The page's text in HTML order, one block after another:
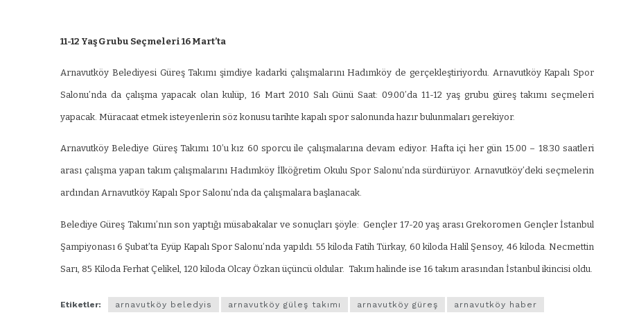
11-12 Yaş Grubu Seçmeleri 16 Mart’ta
Arnavutköy Belediyesi Güreş Takımı şimdiye kadarki çalışmalarını Hadımköy de gerçekleştiriyordu. Arnavutköy Kapalı Spor
Salonu’nda da çalışma yapacak olan kulüp, 16 Mart 2010 Salı Günü Saat: 09.00’da 11-12 yaş grubu güreş takımı seçmeleri
yapacak. Müracaat etmek isteyenlerin söz konusu tarihte kapalı spor salonunda hazır bulunmaları gerekiyor.
Arnavutköy Belediye Güreş Takımı 10’u kız 60 sporcu ile çalışmalarına devam ediyor. Hafta içi her gün 15.00 – 18.30 saatleri
arası çalışma yapan takım çalışmalarını Hadımköy İlköğretim Okulu Spor Salonu’nda sürdürüyor. Arnavutköy’deki seçmelerin
ardından Arnavutköy Kapalı Spor Salonu’nda da çalışmalara başlanacak.
Belediye Güreş Takımı’nın son yaptığı müsabakalar ve sonuçları şöyle: Gençler 17-20 yaş arası Grekoromen Gençler İstanbul
Şampiyonası 6 Şubat’ta Eyüp Kapalı Spor Salonu’nda yapıldı. 55 kiloda Fatih Türkay, 60 kiloda Halil Şensoy, 46 kiloda. Necmettin
Sarı, 85 Kiloda Ferhat Çelikel, 120 kiloda Olcay Özkan üçüncü oldular. Takım halinde ise 16 takım arasından İstanbul ikincisi oldu.
Etiketler: arnavutköy beledyis arnavutköy güleş takımı arnavutköy güreş
arnavutköy haber
ve
Arnavutköy’ün
nüfusu 2024
yılında
344.868’e ulaştı
Arnavutköy
Taşoluk’ta seyir
halindeki
alev yandı.